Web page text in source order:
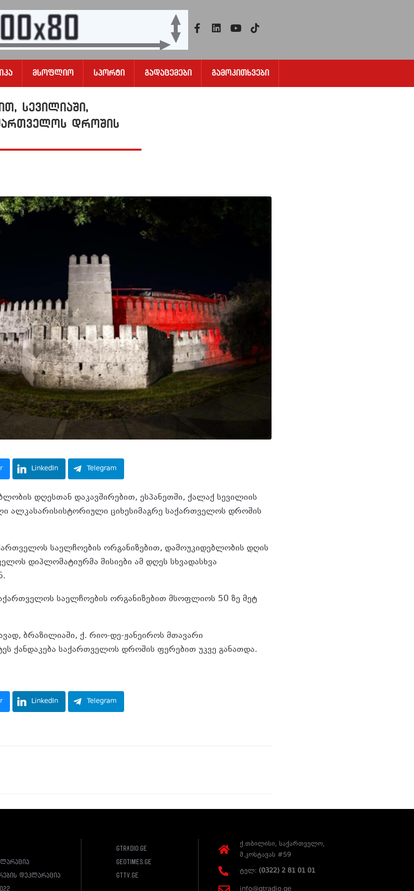
Მსოფლიო Სპორტი Გადაცემები Გამოკითხვები
სევილიაში,
დროშის
LinkedIn Telegram
დღესთან დაკავშირებით, ესპანეთში, ქალაქ სევილიის
ალკასარისისტორიული ციხესიმაგრე საქართველოს დროშის
საელჩოების ორგანიზებით, დამოუკიდებლობის დღის
დიპლომატიურმა მისიები ამ დღეს სხვადასხვა
საელჩოების ორგანიზებით მსოფლიოს 50 ზე მეტ
ბრაზილიაში, ქ. რიო-დე-ჟანეიროს მთავარი
ქანდაკება საქართველოს დროშის ფერებით უკვე განათდა.
LinkedIn Telegram
დეკლარაცია
gtradio.ge
geotimes.ge
gttv.ge
ქ.თბილისი, საქართველო,
მ.კოსტავას #59
ტელ: (0322) 2 81 01 01